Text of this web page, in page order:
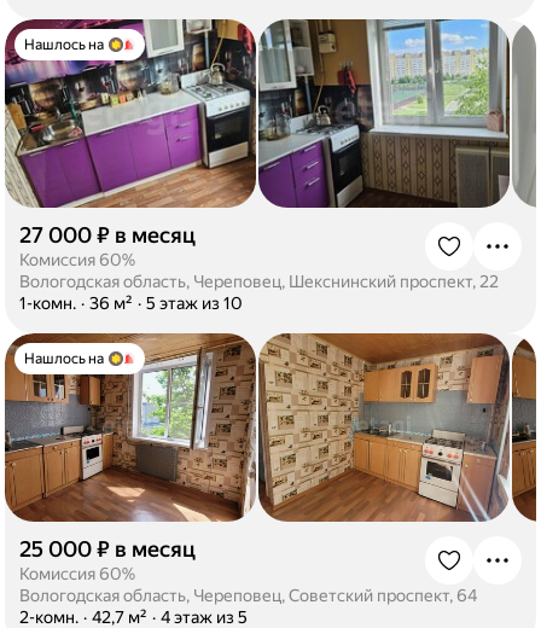
Нашлось на
27 000 ₽ в месяц
Комиссия 60%
Вологодская область, Череповец, Шекснинский проспект, 22
1-комн. · 36 м² · 5 этаж из 10
Нашлось на
25 000 ₽ в месяц
Комиссия 60%
Вологодская область, Череповец, Советский проспект, 64
2-комн. · 42,7 м² · 4 этаж из 5